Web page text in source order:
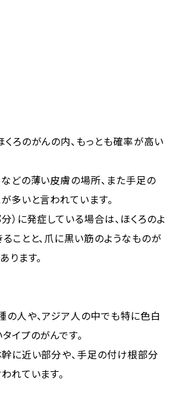
ろのがんの内、もっとも確率が高い
どの薄い皮膚の場所、また手足の
多いと言われています。
）に発症している場合は、ほくろのよ
ことと、爪に黒い筋のようなものが
ります。
人や、アジア人の中でも特に色白
イプのがんです。
に近い部分や、手足の付け根部分
れています。